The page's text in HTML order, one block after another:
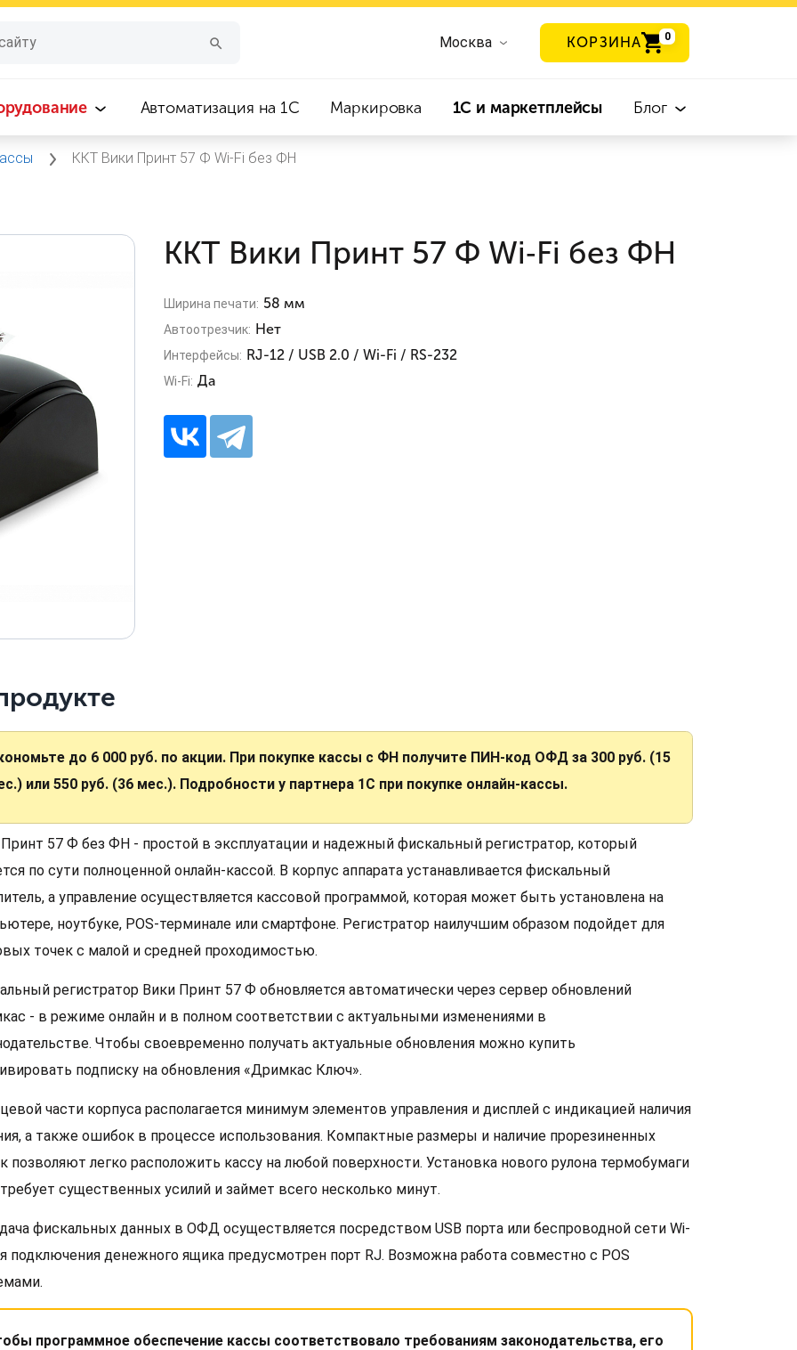
Москва КОРЗИНА 0
Автоматизация на 1С Маркировка 1С и маркетплейсы Блог
ККТ Вики Принт 57 Ф Wi‑Fi без ФН
ККТ Вики Принт 57 Ф Wi‑Fi без ФН
Ширина печати: 58 мм
Автоотрезчик: Нет
Интерфейсы: RJ-12 / USB 2.0 / Wi-Fi / RS-232
Wi-Fi: Да
до 6 000 руб. по акции. При покупке кассы с ФН получите ПИН-код ОФД за 300 руб. (15
или 550 руб. (36 мес.). Подробности у партнера 1С при покупке онлайн-кассы.
57 Ф без ФН - простой в эксплуатации и надежный фискальный регистратор, который
по сути полноценной онлайн-кассой. В корпус аппарата устанавливается фискальный
а управление осуществляется кассовой программой, которая может быть установлена на
ноутбуке, POS-терминале или смартфоне. Регистратор наилучшим образом подойдет для
точек с малой и средней проходимостью.
регистратор Вики Принт 57 Ф обновляется автоматически через сервер обновлений
- в режиме онлайн и в полном соответствии с актуальными изменениями в
Чтобы своевременно получать актуальные обновления можно купить
подписку на обновления «Дримкас Ключ».
части корпуса располагается минимум элементов управления и дисплей с индикацией наличия
а также ошибок в процессе использования. Компактные размеры и наличие прорезиненных
позволяют легко расположить кассу на любой поверхности. Установка нового рулона термобумаги
существенных усилий и займет всего несколько минут.
фискальных данных в ОФД осуществляется посредством USB порта или беспроводной сети Wi-
подключения денежного ящика предусмотрен порт RJ. Возможна работа совместно с POS
программное обеспечение кассы соответствовало требованиям законодательства, его